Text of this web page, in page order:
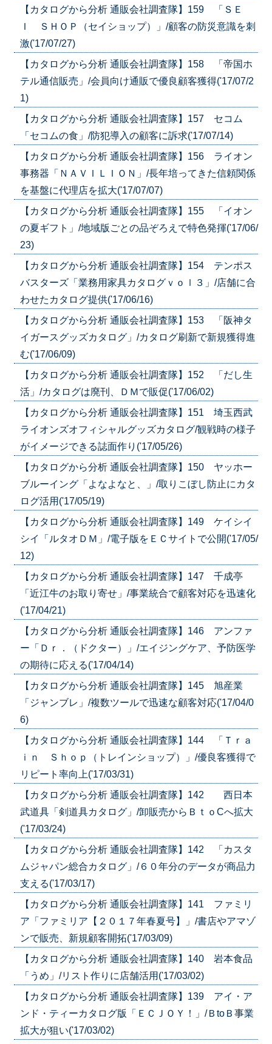
【カタログから分析 通販会社調査隊】159 「ＳＥ
Ｉ ＳＨＯＰ（セイショップ）」/顧客の防災意識を刺
激('17/07/27)
【カタログから分析 通販会社調査隊】158 「帝国ホ
テル通信販売」/会員向け通販で優良顧客獲得('17/07/2
1)
【カタログから分析 通販会社調査隊】157 セコム
「セコムの食」/防犯導入の顧客に訴求('17/07/14)
【カタログから分析 通販会社調査隊】156 ライオン
事務器「ＮＡＶＩＬＩＯＮ」/長年培ってきた信頼関係
を基盤に代理店を拡大('17/07/07)
【カタログから分析 通販会社調査隊】155 「イオン
の夏ギフト」/地域版ごとの品ぞろえで特色発揮('17/06/
23)
【カタログから分析 通販会社調査隊】154 テンポス
バスターズ「業務用家具カタログｖｏｌ３」/店舗に合
わせたカタログ提供('17/06/16)
【カタログから分析 通販会社調査隊】153 「阪神タ
イガースグッズカタログ」/カタログ刷新で新規獲得進
む('17/06/09)
【カタログから分析 通販会社調査隊】152 「だし生
活」/カタログは廃刊、ＤＭで販促('17/06/02)
【カタログから分析 通販会社調査隊】151 埼玉西武
ライオンズオフィシャルグッズカタログ/観戦時の様子
がイメージできる誌面作り('17/05/26)
【カタログから分析 通販会社調査隊】150 ヤッホー
ブルーイング「よなよなと、」/取りこぼし防止にカタ
ログ活用('17/05/19)
【カタログから分析 通販会社調査隊】149 ケイシイ
シイ「ルタオＤＭ」/電子版をＥＣサイトで公開('17/05/
12)
【カタログから分析 通販会社調査隊】147 千成亭
「近江牛のお取り寄せ」/事業統合で顧客対応を迅速化
('17/04/21)
【カタログから分析 通販会社調査隊】146 アンファ
ー「Ｄｒ．（ドクター）」/エイジングケア、予防医学
の期待に応える('17/04/14)
【カタログから分析 通販会社調査隊】145 旭産業
「ジャンブレ」/複数ツールで迅速な顧客対応('17/04/0
6)
【カタログから分析 通販会社調査隊】144 「Ｔｒａ
ｉｎ Ｓｈｏｐ（トレインショップ）」/優良客獲得で
リピート率向上('17/03/31)
【カタログから分析 通販会社調査隊】142 西日本
武道具「剣道具カタログ」/卸販売からＢｔｏCへ拡大
('17/03/24)
【カタログから分析 通販会社調査隊】142 「カスタ
ムジャパン総合カタログ」/６０年分のデータが商品力
支える('17/03/17)
【カタログから分析 通販会社調査隊】141 ファミリ
ア「ファミリア【２０１７年春夏号】」/書店やアマゾ
ンで販売、新規顧客開拓('17/03/09)
【カタログから分析 通販会社調査隊】140 岩本食品
「うめ」/リスト作りに店舗活用('17/03/02)
【カタログから分析 通販会社調査隊】139 アイ・ア
ンド・ティーカタログ版「ＥＣＪＯＹ！」/ＢtoＢ事業
拡大が狙い('17/03/02)